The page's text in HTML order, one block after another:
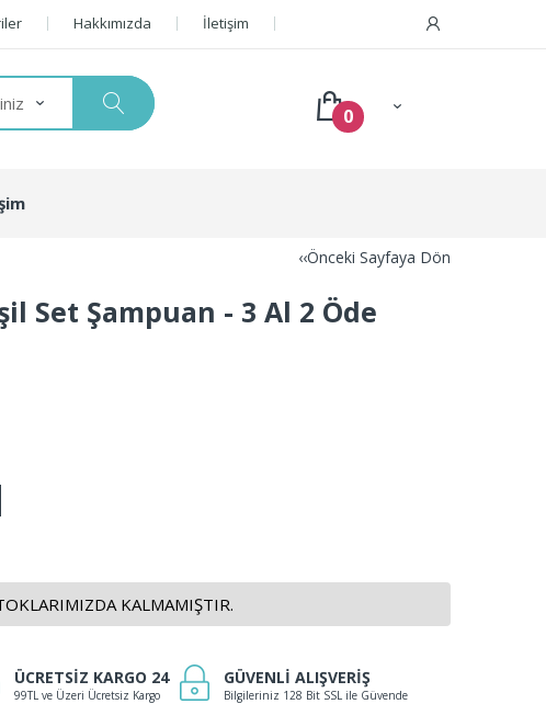
Hakkımızda İletişim
0
‹‹Önceki Sayfaya Dön
Set Şampuan - 3 Al 2 Öde
KALMAMIŞTIR.
ÜCRETSİZ KARGO 24
99TL ve Üzeri Ücretsiz Kargo
GÜVENLİ ALIŞVERİŞ
Bilgileriniz 128 Bit SSL ile Güvende